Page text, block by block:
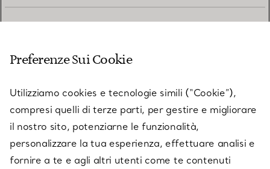
SU TIFFANY & CO.
Preferenze Sui Cookie
Utilizziamo cookies e tecnologie simili (“Cookie”),
compresi quelli di terze parti, per gestire e migliorare
il nostro sito, potenziarne le funzionalità,
personalizzare la tua esperienza, effettuare analisi e
fornire a te e agli altri utenti come te contenuti